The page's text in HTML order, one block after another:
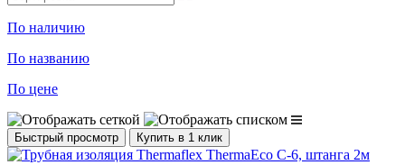
По наличию
По названию
По цене
Быстрый просмотр Купить в 1 клик